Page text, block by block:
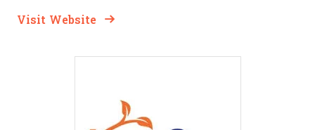
Visit WebsiteOpens New Window